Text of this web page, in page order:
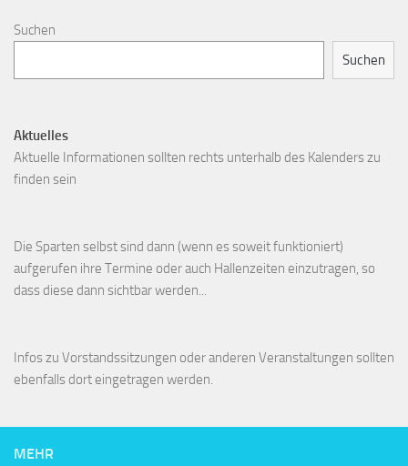
Suchen
Suchen
Aktuelles
Aktuelle Informationen sollten rechts unterhalb des Kalenders zu
finden sein
Die Sparten selbst sind dann (wenn es soweit funktioniert)
aufgerufen ihre Termine oder auch Hallenzeiten einzutragen, so
dass diese dann sichtbar werden...
Infos zu Vorstandssitzungen oder anderen Veranstaltungen sollten
ebenfalls dort eingetragen werden.
MEHR